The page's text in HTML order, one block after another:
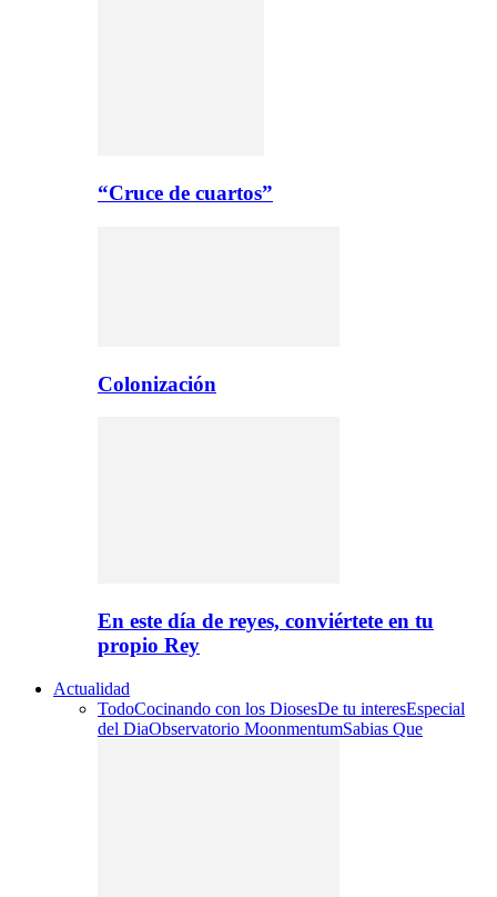
“Cruce de cuartos”
Colonización
En este día de reyes, conviértete en tu
propio Rey
Actualidad
TodoCocinando con los DiosesDe tu interesEspecial
del DiaObservatorio MoonmentumSabias Que